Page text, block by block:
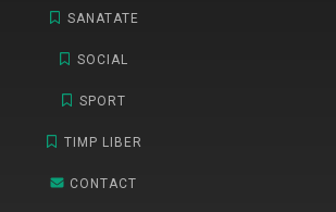
SANATATE
SOCIAL
SPORT
TIMP LIBER
CONTACT